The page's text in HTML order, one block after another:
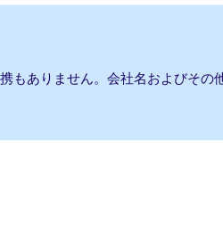
ありません。会社名およびその